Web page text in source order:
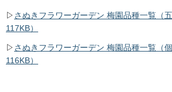
▷ さぬきフラワーガーデン 梅園品種一覧（
117KB）
▷ さぬきフラワーガーデン 梅園品種一覧（
116KB）